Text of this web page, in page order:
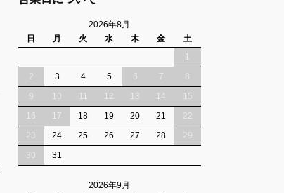
2026年8月
日
月 火 水 木 金
土
1
2
3 4 5 6 7
8
9
10 11 12 13 14
15
16
17 18 19 20 21
22
23
24 25 26 27 28
29
30
31
2026年9月